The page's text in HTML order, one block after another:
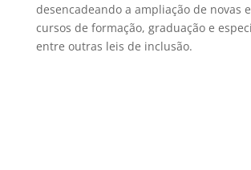
desencadeando a ampliação de novas
cursos de formação, graduação e
entre outras leis de inclusão.